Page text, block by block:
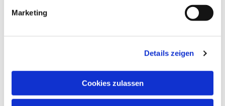
Marketing
Details zeigen
Cookies zulassen